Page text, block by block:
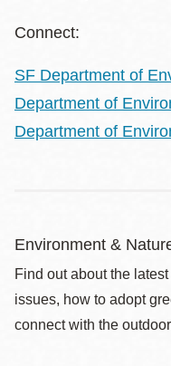
Connect:
SF Department of
Department of
Department of
Environment &
Find out about the
issues, how to adopt
connect with the